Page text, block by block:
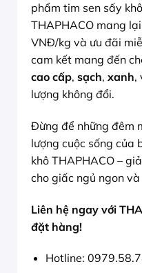
phẩm tim sen sấy
THAPHACO mang
VNĐ/kg và ưu đãi
cam kết mang đến
cao cấp, sạch, xanh,
lượng không đổi.
Đừng để những đêm
lượng cuộc sống của
khô THAPHACO –
cho giấc ngủ ngon
Liên hệ ngay với
đặt hàng!
Hotline: